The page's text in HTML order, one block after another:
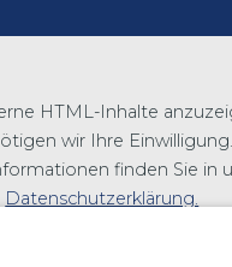
HTML-Inhalte
wir Ihre Einwilligung.
finden Sie in
Datenschutzerklärung.